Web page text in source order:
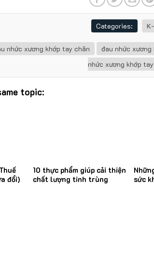
Categories:
nhức xương khớp tay chân đau nhức xương
nhức xương khớp
topic:
đổi)
10 thực phẩm giúp cải thiện
chất lượng tinh trùng
sức